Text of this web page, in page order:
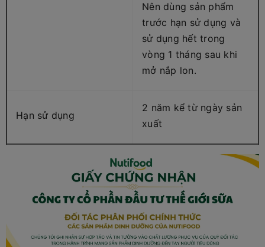
Nên dùng sản phẩm
trước hạn sử dụng và
sử dụng hết trong
vòng 1 tháng sau khi
mở nắp lon.
Hạn sử dụng
2 năm kể từ ngày sản
xuất